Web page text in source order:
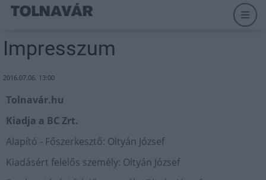
Impresszum
2016.07.06. 13:00
Tolnavár.hu
Kiadja a BC Zrt.
Alapító - Főszerkesztő: Oltyán József
Kiadásért felelős személy: Oltyán József